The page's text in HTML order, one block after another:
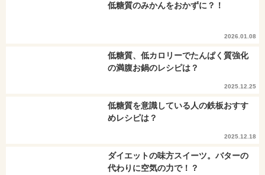
低糖質のみかんをおかずに？！
2026.01.08
低糖質、低カロリーでたんぱく質強化
の満腹お鍋のレシピは？
2025.12.25
低糖質を意識している人の鉄板おすす
めレシピは？
2025.12.18
ダイエットの味方スイーツ。バターの
代わりに空気の力で！？